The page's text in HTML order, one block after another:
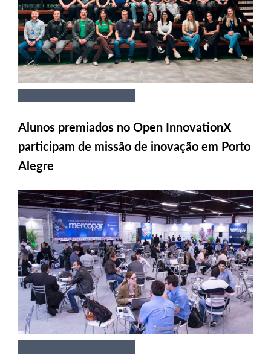
Alunos premiados no Open InnovationX
participam de missão de inovação em Porto
Alegre